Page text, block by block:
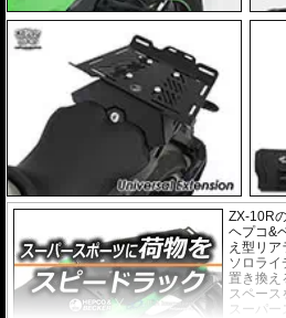
ZX-10R
ヘプコ&
え型リア
ソロライ
置き換え
スペース
スーパ